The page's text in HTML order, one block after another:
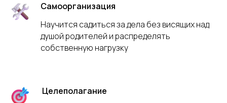
Самоорганизация
Научится садиться за дела без висящих над
душой родителей и распределять
собственную нагрузку
Целеполагание